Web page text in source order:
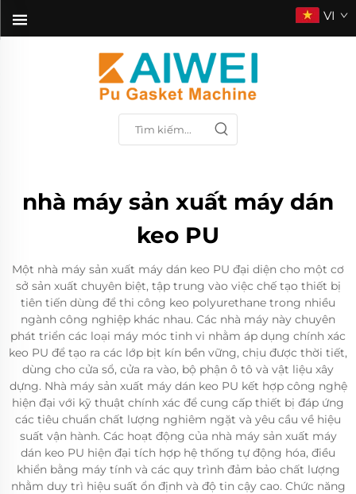
VI
nhà máy sản xuất máy dán
keo PU
Một nhà máy sản xuất máy dán keo PU đại diện cho một cơ
sở sản xuất chuyên biệt, tập trung vào việc chế tạo thiết bị
tiên tiến dùng để thi công keo polyurethane trong nhiều
ngành công nghiệp khác nhau. Các nhà máy này chuyên
phát triển các loại máy móc tinh vi nhằm áp dụng chính xác
keo PU để tạo ra các lớp bịt kín bền vững, chịu được thời tiết,
dùng cho cửa sổ, cửa ra vào, bộ phận ô tô và vật liệu xây
dựng. Nhà máy sản xuất máy dán keo PU kết hợp công nghệ
hiện đại với kỹ thuật chính xác để cung cấp thiết bị đáp ứng
các tiêu chuẩn chất lượng nghiêm ngặt và yêu cầu về hiệu
suất vận hành. Các hoạt động của nhà máy sản xuất máy
dán keo PU hiện đại tích hợp hệ thống tự động hóa, điều
khiển bằng máy tính và các quy trình đảm bảo chất lượng
nhằm duy trì hiệu suất ổn định và độ tin cậy cao. Chức năng